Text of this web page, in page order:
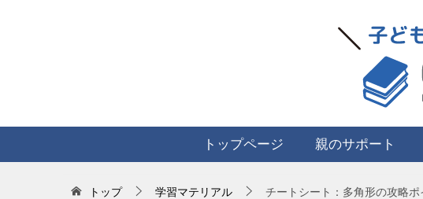
トップページ 親のサポート
トップ 学習マテリアル チートシート：多角形の攻略ポ